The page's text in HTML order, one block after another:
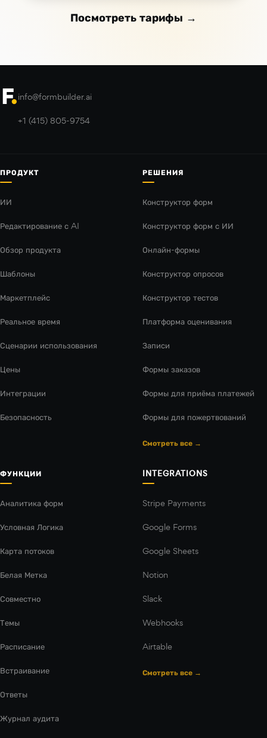
Посмотреть тарифы →
info@formbuilder.ai
+1 (415) 805-9754
ПРОДУКТ
ИИ
Редактирование с AI
Обзор продукта
Шаблоны
Маркетплейс
Реальное время
Сценарии использования
Цены
Интеграции
Безопасность
РЕШЕНИЯ
Конструктор форм
Конструктор форм с ИИ
Онлайн-формы
Конструктор опросов
Конструктор тестов
Платформа оценивания
Записи
Формы заказов
Формы для приёма платежей
Формы для пожертвований
Смотреть все →
ФУНКЦИИ
Аналитика форм
Условная Логика
Карта потоков
Белая Метка
Совместно
Темы
Расписание
Встраивание
Ответы
Журнал аудита
INTEGRATIONS
Stripe Payments
Google Forms
Google Sheets
Notion
Slack
Webhooks
Airtable
Смотреть все →